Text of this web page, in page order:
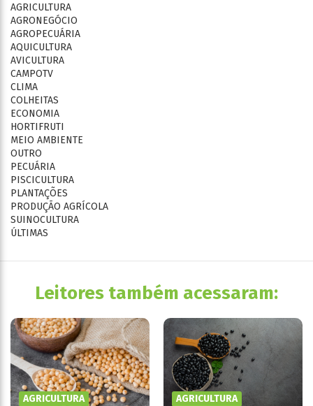
AGRICULTURA
AGRONEGÓCIO
AGROPECUÁRIA
AQUICULTURA
AVICULTURA
CAMPOTV
CLIMA
COLHEITAS
ECONOMIA
HORTIFRUTI
MEIO AMBIENTE
OUTRO
PECUÁRIA
PISCICULTURA
PLANTAÇÕES
PRODUÇÃO AGRÍCOLA
SUINOCULTURA
ÚLTIMAS
Leitores também acessaram:
AGRICULTURA AGRICULTURA